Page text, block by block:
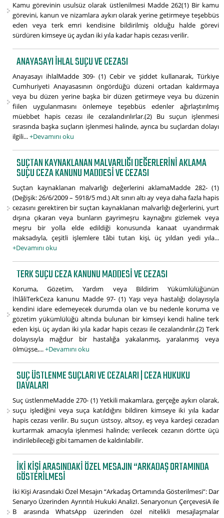
Kamu görevinin usulsüz olarak üstlenilmesi Madde 262(1) Bir kamu
görevini, kanun ve nizamlara aykırı olarak yerine getirmeye teşebbüs
eden veya terk emri kendisine bildirilmiş olduğu halde görevi
sürdüren kimseye üç aydan iki yıla kadar hapis cezası verilir.
ANAYASAYI IHLAL SUÇU VE CEZASI
Anayasayı ihlalMadde 309- (1) Cebir ve şiddet kullanarak, Türkiye
Cumhuriyeti Anayasasının öngördüğü düzeni ortadan kaldırmaya
veya bu düzen yerine başka bir düzen getirmeye veya bu düzenin
fiilen uygulanmasını önlemeye teşebbüs edenler ağırlaştırılmış
müebbet hapis cezası ile cezalandırılırlar.(2) Bu suçun işlenmesi
sırasında başka suçların işlenmesi halinde, ayrıca bu suçlardan dolayı
ilgili...+Devamını oku
SUÇTAN KAYNAKLANAN MALVARLIĞI DEĞERLERINI AKLAMA
SUÇU CEZA KANUNU MADDESI VE CEZASI
Suçtan kaynaklanan malvarlığı değerlerini aklamaMadde 282- (1)
(Değişik: 26/6/2009 – 5918/5 md.) Alt sınırı altı ay veya daha fazla hapis
cezasını gerektiren bir suçtan kaynaklanan malvarlığı değerlerini, yurt
dışına çıkaran veya bunların gayrimeşru kaynağını gizlemek veya
meşru bir yolla elde edildiği konusunda kanaat uyandırmak
maksadıyla, çeşitli işlemlere tâbi tutan kişi, üç yıldan yedi yıla...
+Devamını oku
TERK SUÇU CEZA KANUNU MADDESI VE CEZASI
Koruma, Gözetim, Yardım veya Bildirim Yükümlülüğünün
İhlâliTerkCeza kanunu Madde 97- (1) Yaşı veya hastalığı dolayısıyla
kendini idare edemeyecek durumda olan ve bu nedenle koruma ve
gözetim yükümlülüğü altında bulunan bir kimseyi kendi haline terk
eden kişi, üç aydan iki yıla kadar hapis cezası ile cezalandırılır.(2) Terk
dolayısıyla mağdur bir hastalığa yakalanmış, yaralanmış veya
ölmüşse,...+Devamını oku
SUÇ ÜSTLENME SUÇLARI VE CEZALARI | CEZA HUKUKU
DAVALARI
Suç üstlenmeMadde 270- (1) Yetkili makamlara, gerçeğe aykırı olarak,
suçu işlediğini veya suça katıldığını bildiren kimseye iki yıla kadar
hapis cezası verilir. Bu suçun üstsoy, altsoy, eş veya kardeşi cezadan
kurtarmak amacıyla işlenmesi halinde; verilecek cezanın dörtte üçü
indirilebileceği gibi tamamen de kaldırılabilir.
İKI KIŞI ARASINDAKI ÖZEL MESAJIN “ARKADAŞ ORTAMINDA
GÖSTERILMESI
İki Kişi Arasındaki Özel Mesajın “Arkadaş Ortamında Gösterilmesi”: Dar
Senaryo Üzerinden Ayrıntılı Hukuki AnalizI. Senaryonun ÇerçevesiA ile
B arasında WhatsApp üzerinden özel nitelikli mesajlaşmalar